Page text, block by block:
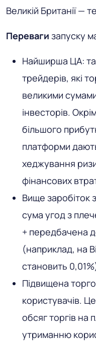
Великій Британії —
Переваги запуску
Найширша ЦА:
трейдерів, які
великими
інвесторів.
більшого
платформи
хеджування
фінансових
Вище заробіток
сума угод з
+ передбачена
(наприклад, на
становить
Підвищена
користувачів.
обсяг торгів на
утриманню